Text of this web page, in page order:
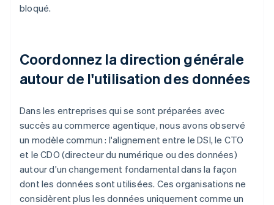
bloqué.
Coordonnez la direction générale
autour de l'utilisation des données
Dans les entreprises qui se sont préparées avec
succès au commerce agentique, nous avons observé
un modèle commun : l'alignement entre le DSI, le CTO
et le CDO (directeur du numérique ou des données)
autour d'un changement fondamental dans la façon
dont les données sont utilisées. Ces organisations ne
considèrent plus les données uniquement comme un